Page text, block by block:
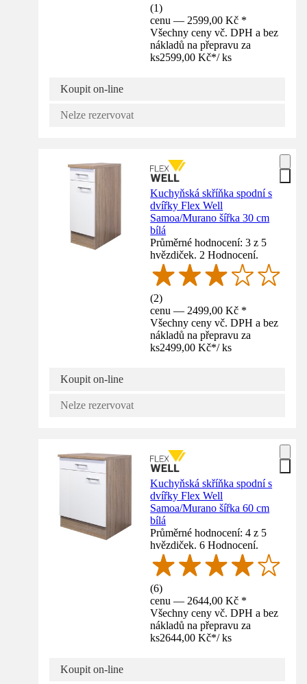
(1)
cenu — 2599,00 Kč *
Všechny ceny vč. DPH a bez
nákladů na přepravu za
ks2599,00 Kč*/ ks
Koupit on-line
Nelze rezervovat
Kuchyňská skříňka spodní s
dvířky Flex Well
Samoa/Murano šířka 30 cm
bílá
Průměrné hodnocení: 3 z 5
hvězdiček. 2 Hodnocení.
(2)
cenu — 2499,00 Kč *
Všechny ceny vč. DPH a bez
nákladů na přepravu za
ks2499,00 Kč*/ ks
Koupit on-line
Nelze rezervovat
Kuchyňská skříňka spodní s
dvířky Flex Well
Samoa/Murano šířka 60 cm
bílá
Průměrné hodnocení: 4 z 5
hvězdiček. 6 Hodnocení.
(6)
cenu — 2644,00 Kč *
Všechny ceny vč. DPH a bez
nákladů na přepravu za
ks2644,00 Kč*/ ks
Koupit on-line